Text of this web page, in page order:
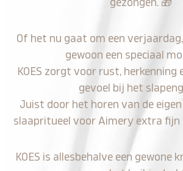
gezongen. 🎁
Of het nu gaat om een
gewoon een speciaal
KOES zorgt voor rust, herkenning
gevoel bij het
Juist door het horen van de
slaapritueel voor Aimery extra fijn
KOES is allesbehalve een gewone